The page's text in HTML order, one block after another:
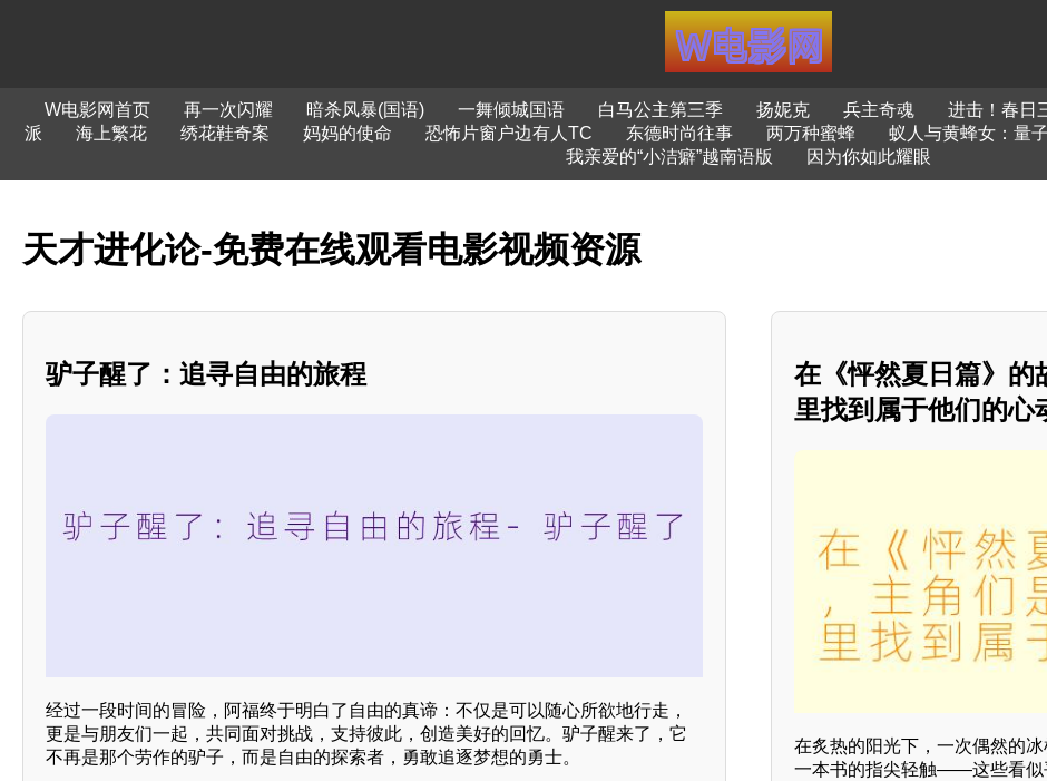
W电影网首页 再一次闪耀 暗杀风暴(国语) 一舞倾城国语 白马公主第三季 扬妮克 兵主奇魂 进击！春日
派
海上繁花 绣花鞋奇案 妈妈的使命 恐怖片窗户边有人TC 东德时尚往事 两万种蜜蜂 蚁人与黄蜂女：量
我亲爱的“小洁癖”越南语版
因为你如此耀眼
天才进化论-免费在线观看电影视频资源
驴子醒了：追寻自由的旅程
经过一段时间的冒险，阿福终于明白了自由的真谛：不仅是可以随心所欲地行走，
更是与朋友们一起，共同面对挑战，支持彼此，创造美好的回忆。驴子醒来了，它
不再是那个劳作的驴子，而是自由的探索者，勇敢追逐梦想的勇士。
在《怦然夏日篇》的
里找到属于他们的心
在炙热的阳光下，一次偶然的
一本书的指尖轻触——这些看似